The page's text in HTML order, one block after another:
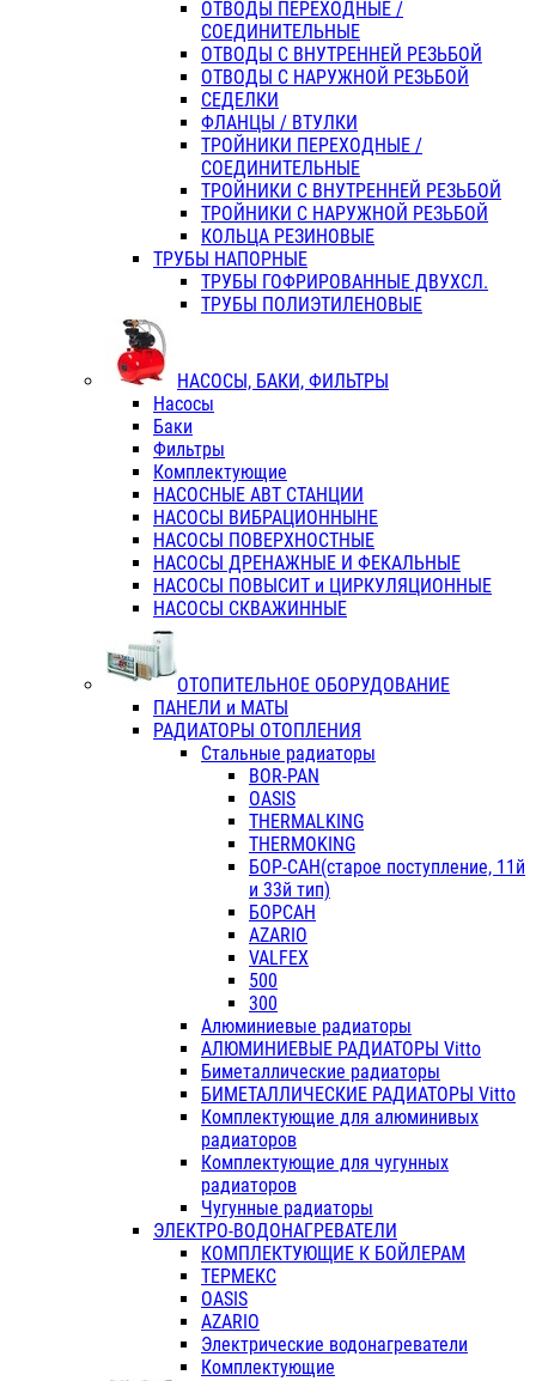
ОТВОДЫ ПЕРЕХОДНЫЕ /
СОЕДИНИТЕЛЬНЫЕ
ОТВОДЫ С ВНУТРЕННЕЙ РЕЗЬБОЙ
ОТВОДЫ С НАРУЖНОЙ РЕЗЬБОЙ
СЕДЕЛКИ
ФЛАНЦЫ / ВТУЛКИ
ТРОЙНИКИ ПЕРЕХОДНЫЕ /
СОЕДИНИТЕЛЬНЫЕ
ТРОЙНИКИ С ВНУТРЕННЕЙ РЕЗЬБОЙ
ТРОЙНИКИ С НАРУЖНОЙ РЕЗЬБОЙ
КОЛЬЦА РЕЗИНОВЫЕ
ТРУБЫ НАПОРНЫЕ
ТРУБЫ ГОФРИРОВАННЫЕ ДВУХСЛ.
ТРУБЫ ПОЛИЭТИЛЕНОВЫЕ
НАСОСЫ, БАКИ, ФИЛЬТРЫ
Насосы
Баки
Фильтры
Комплектующие
НАСОСНЫЕ АВТ СТАНЦИИ
НАСОСЫ ВИБРАЦИОННЫНЕ
НАСОСЫ ПОВЕРХНОСТНЫЕ
НАСОСЫ ДРЕНАЖНЫЕ И ФЕКАЛЬНЫЕ
НАСОСЫ ПОВЫСИТ и ЦИРКУЛЯЦИОННЫЕ
НАСОСЫ СКВАЖИННЫЕ
ОТОПИТЕЛЬНОЕ ОБОРУДОВАНИЕ
ПАНЕЛИ и МАТЫ
РАДИАТОРЫ ОТОПЛЕНИЯ
Стальные радиаторы
BOR-PAN
OASIS
THERMALKING
THERMOKING
БОР-САН(старое поступление, 11й
и 33й тип)
БОРСАН
AZARIO
VALFEX
500
300
Алюминиевые радиаторы
АЛЮМИНИЕВЫЕ РАДИАТОРЫ Vitto
Биметаллические радиаторы
БИМЕТАЛЛИЧЕСКИЕ РАДИАТОРЫ Vitto
Комплектующие для алюминивых
радиаторов
Комплектующие для чугунных
радиаторов
Чугунные радиаторы
ЭЛЕКТРО-ВОДОНАГРЕВАТЕЛИ
КОМПЛЕКТУЮЩИЕ К БОЙЛЕРАМ
ТЕРМЕКС
OASIS
AZARIO
Электрические водонагреватели
Комплектующие